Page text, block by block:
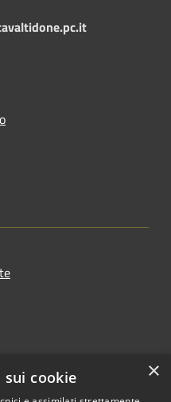
×
cookie